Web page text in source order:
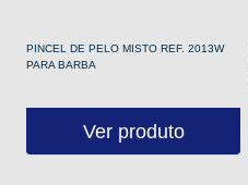
PINCEL DE PELO MISTO REF. 2013W
PARA BARBA
Ver produto